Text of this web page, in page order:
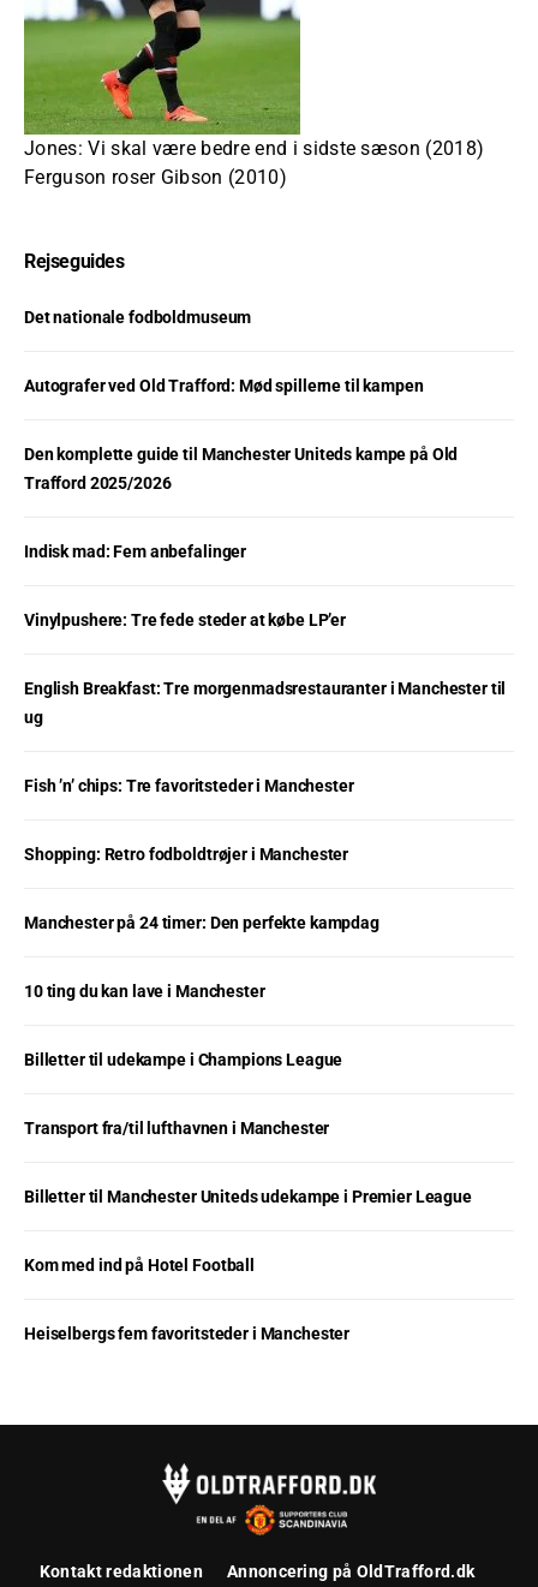
Jones: Vi skal være bedre end i sidste sæson (2018)
Ferguson roser Gibson (2010)
Rejseguides
Det nationale fodboldmuseum
Autografer ved Old Trafford: Mød spillerne til kampen
Den komplette guide til Manchester Uniteds kampe på Old
Trafford 2025/2026
Indisk mad: Fem anbefalinger
Vinylpushere: Tre fede steder at købe LP’er
English Breakfast: Tre morgenmadsrestauranter i Manchester til
ug
Fish ’n’ chips: Tre favoritsteder i Manchester
Shopping: Retro fodboldtrøjer i Manchester
Manchester på 24 timer: Den perfekte kampdag
10 ting du kan lave i Manchester
Billetter til udekampe i Champions League
Transport fra/til lufthavnen i Manchester
Billetter til Manchester Uniteds udekampe i Premier League
Kom med ind på Hotel Football
Heiselbergs fem favoritsteder i Manchester
Kontakt redaktionen Annoncering på OldTrafford.dk